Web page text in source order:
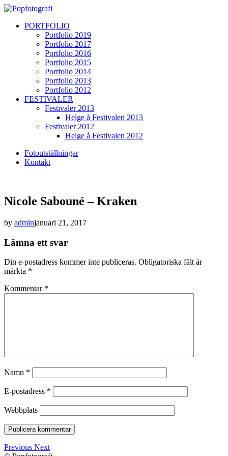
PORTFOLIO
Portfolio 2019
Portfolio 2017
Portfolio 2016
Portfolio 2015
Portfolio 2014
Portfolio 2013
Portfolio 2012
FESTIVALER
Festivaler 2013
Helge å Festivalen 2013
Festivaler 2012
Helge å Festivalen 2012
Fotoutställningar
Kontakt
Nicole Sabouné – Kraken
by adminjanuari 21, 2017
Lämna ett svar
Din e-postadress kommer inte publiceras. Obligatoriska fält är
märkta *
Kommentar *
Namn *
E-postadress *
Webbplats
Previous Next